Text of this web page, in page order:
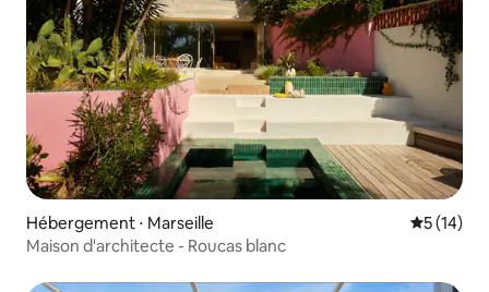
Hébergement ⋅ Marseille
5 (14)
Maison d'architecte - Roucas blanc